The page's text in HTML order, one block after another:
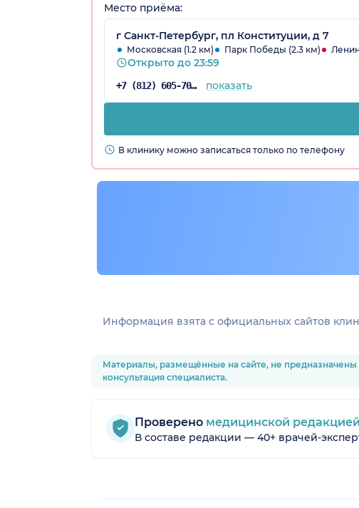
Место приёма:
г Санкт-Петербург, пл Конституции, д 7
Московская (1.2 км) Парк Победы (2.3 км)
Открыто до 23:59
+7 (812) 605-70-36 показать
В клинику можно записаться только по телефону
Информация взята c официальных сайтов
Материалы, размещённые на сайте, не
консультация специалиста.
Проверено медицинской
В составе редакции — 40+ врачей-